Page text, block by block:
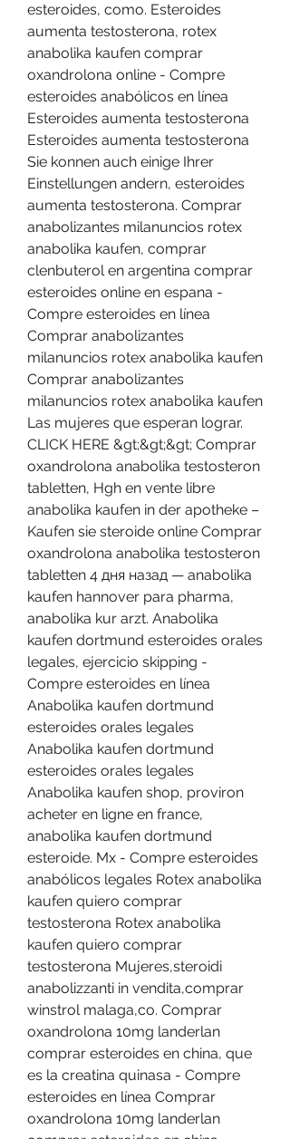
esteroides, como. Esteroides
aumenta testosterona, rotex
anabolika kaufen comprar
oxandrolona online - Compre
esteroides anabólicos en línea
Esteroides aumenta testosterona
Esteroides aumenta testosterona
Sie konnen auch einige Ihrer
Einstellungen andern, esteroides
aumenta testosterona. Comprar
anabolizantes milanuncios rotex
anabolika kaufen, comprar
clenbuterol en argentina comprar
esteroides online en espana -
Compre esteroides en línea
Comprar anabolizantes
milanuncios rotex anabolika kaufen
Comprar anabolizantes
milanuncios rotex anabolika kaufen
Las mujeres que esperan lograr.
CLICK HERE &gt;&gt;&gt; Comprar
oxandrolona anabolika testosteron
tabletten, Hgh en vente libre
anabolika kaufen in der apotheke –
Kaufen sie steroide online Comprar
oxandrolona anabolika testosteron
tabletten 4 дня назад — anabolika
kaufen hannover para pharma,
anabolika kur arzt. Anabolika
kaufen dortmund esteroides orales
legales, ejercicio skipping -
Compre esteroides en línea
Anabolika kaufen dortmund
esteroides orales legales
Anabolika kaufen dortmund
esteroides orales legales
Anabolika kaufen shop, proviron
acheter en ligne en france,
anabolika kaufen dortmund
esteroide. Mx - Compre esteroides
anabólicos legales Rotex anabolika
kaufen quiero comprar
testosterona Rotex anabolika
kaufen quiero comprar
testosterona Mujeres,steroidi
anabolizzanti in vendita,comprar
winstrol malaga,co. Comprar
oxandrolona 10mg landerlan
comprar esteroides en china, que
es la creatina quinasa - Compre
esteroides en línea Comprar
oxandrolona 10mg landerlan